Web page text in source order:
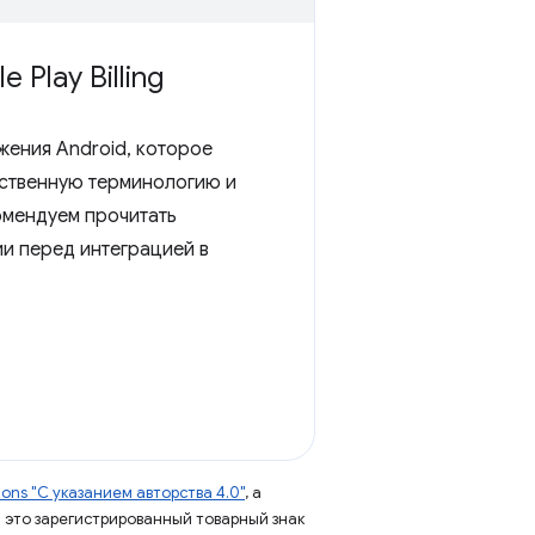
Play Billing
Android, которое
терминологию и
прочитать
перед интеграцией в
"С указанием авторства 4.0", а
зарегистрированный товарный знак